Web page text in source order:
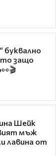
буквално
защо
Шейк
мъж
лавина от